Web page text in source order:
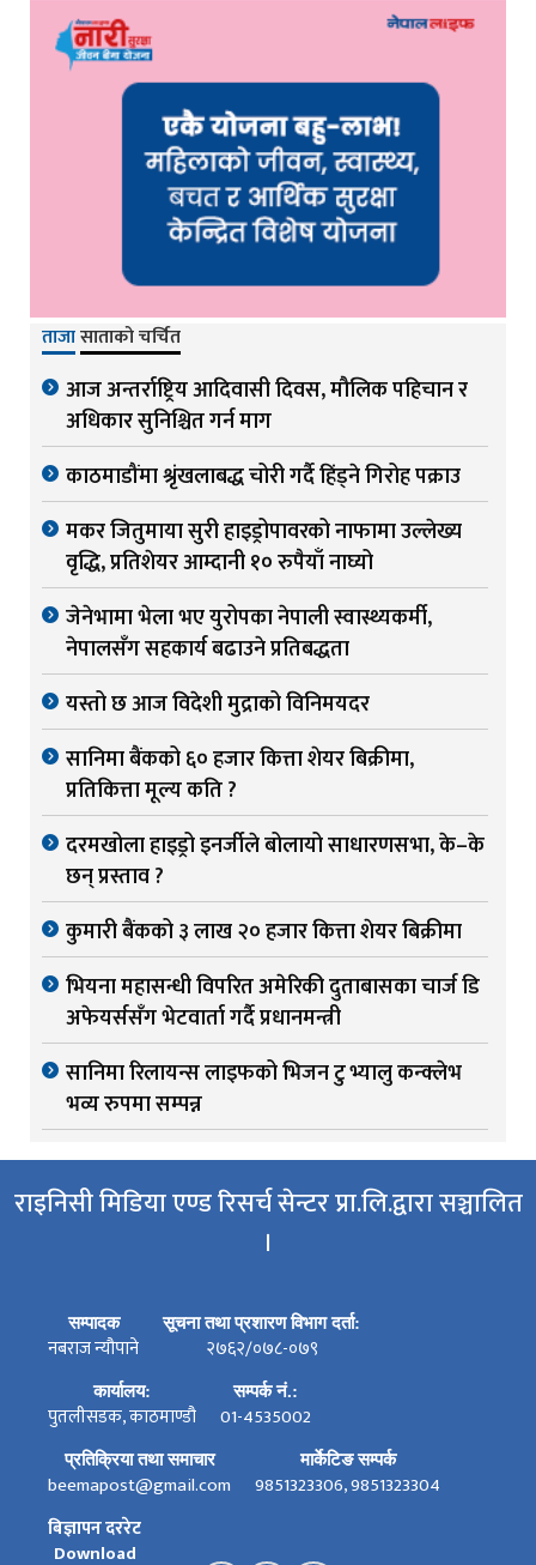
ताजासाताको चर्चित
आज अन्तर्राष्ट्रिय आदिवासी दिवस, मौलिक पहिचान र
अधिकार सुनिश्चित गर्न माग
काठमाडौंमा श्रृंखलाबद्ध चोरी गर्दै हिंड्ने गिरोह पक्राउ
मकर जितुमाया सुरी हाइड्रोपावरको नाफामा उल्लेख्य
वृद्धि, प्रतिशेयर आम्दानी १० रुपैयाँ नाघ्यो
जेनेभामा भेला भए युरोपका नेपाली स्वास्थ्यकर्मी,
नेपालसँग सहकार्य बढाउने प्रतिबद्धता
यस्तो छ आज विदेशी मुद्राको विनिमयदर
सानिमा बैंकको ६० हजार कित्ता शेयर बिक्रीमा,
प्रतिकित्ता मूल्य कति ?
दरमखोला हाइड्रो इनर्जीले बोलायो साधारणसभा, के–के
छन् प्रस्ताव ?
कुमारी बैंकको ३ लाख २० हजार कित्ता शेयर बिक्रीमा
भियना महासन्धी विपरित अमेरिकी दुताबासका चार्ज डि
अफेयर्ससँग भेटवार्ता गर्दै प्रधानमन्त्री
सानिमा रिलायन्स लाइफको भिजन टु भ्यालु कन्क्लेभ
भव्य रुपमा सम्पन्न
राइनिसी मिडिया एण्ड रिसर्च सेन्टर प्रा.लि.द्वारा सञ्चालित
।
सम्पादक
नबराज न्यौपाने
सूचना तथा प्रशारण विभाग दर्ता:
२७६२/०७८-०७९
कार्यालय:
पुतलीसडक, काठमाण्डौ
सम्पर्क नं.:
01-4535002
प्रतिक्रिया तथा समाचार
beemapost@gmail.com
मार्केटिङ सम्पर्क
9851323306, 9851323304
बिज्ञापन दररेट
Download